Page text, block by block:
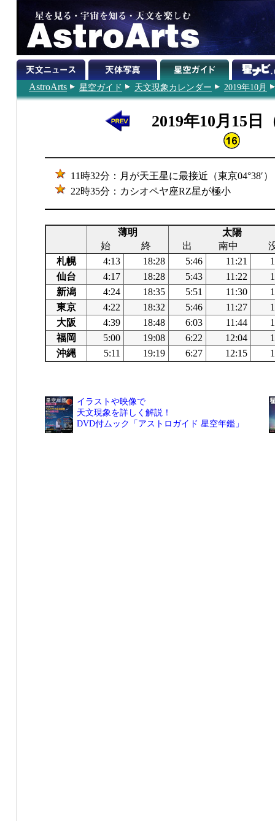
AstroArts 星空ガイド 天文現象カレンダー 2019年10月
2019年10月15日
11時32分：月が天王星に最接近（東京04°38′）
22時35分：カシオペヤ座RZ星が極小
薄明
太陽
始
終 出 南中
札幌
4:13 18:28 5:46 11:21
仙台
4:17 18:28 5:43 11:22
新潟
4:24 18:35 5:51 11:30
東京
4:22 18:32 5:46 11:27
大阪
4:39 18:48 6:03 11:44
福岡
5:00 19:08 6:22 12:04
沖縄
5:11 19:19 6:27 12:15
イラストや映像で
天文現象を詳しく解説！
DVD付ムック「アストロガイド 星空年鑑」